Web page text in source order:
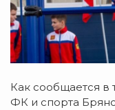
Как сообщается в
ФК и спорта